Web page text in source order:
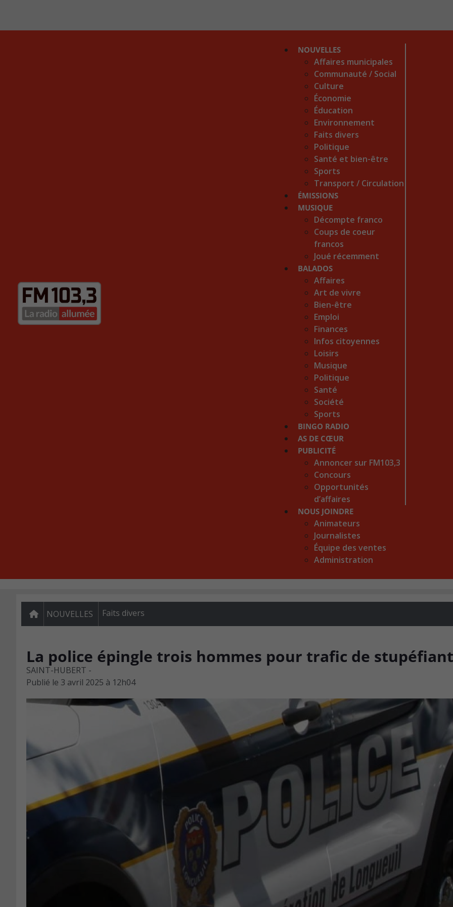
NOUVELLES
Affaires municipales
Communauté / Social
Culture
Économie
Éducation
Environnement
Faits divers
Politique
Santé et bien-être
Sports
Transport / Circulation
ÉMISSIONS
MUSIQUE
Décompte franco
Coups de coeur
francos
Joué récemment
BALADOS
Affaires
Art de vivre
Bien-être
Emploi
Finances
Infos citoyennes
Loisirs
Musique
Politique
Santé
Société
Sports
BINGO RADIO
AS DE CŒUR
PUBLICITÉ
Annoncer sur FM103,3
Concours
Opportunités
d’affaires
NOUS JOINDRE
Animateurs
Journalistes
Équipe des ventes
Administration
NOUVELLES Faits divers
La police épingle trois hommes pour trafic de
SAINT-HUBERT -
Publié le 3 avril 2025 à 12h04